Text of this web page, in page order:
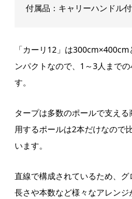
付属品：キャリーハンドル
「カーリ12」は
ンパクトなので、1～3人まで
す。
タープは多数のポールで支え
用するポールは2本だけなので
います。
直線で構成されているため、
長さや本数など様々なアレンジ